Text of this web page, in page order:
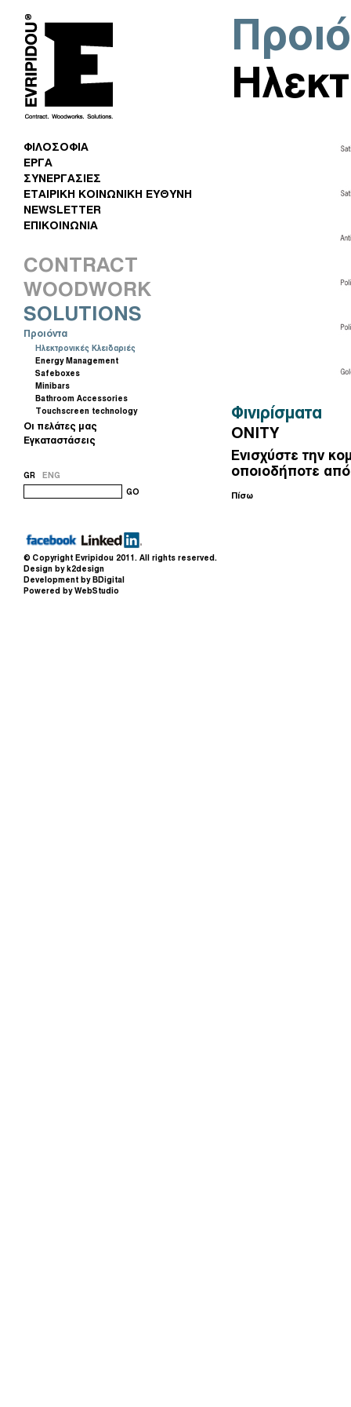
ΦΙΛΟΣΟΦΙΑ
ΕΡΓΑ
ΣΥΝΕΡΓΑΣΙΕΣ
ΕΤΑΙΡΙΚΗ ΚΟΙΝΩΝΙΚΗ ΕΥΘΥΝΗ
NEWSLETTER
ΕΠΙΚΟΙΝΩΝΙΑ
CONTRACT
WOODWORK
SOLUTIONS
Προιόντα
Ηλεκτρονικές Κλειδαριές
Energy Management
Safeboxes
Minibars
Bathroom Accessories
Touchscreen technology
Οι πελάτες μας
Εγκαταστάσεις
GR
ENG
GO
Φινιρίσματα
ONITY
Ενισχύστε την
οποιοδήποτε από
Πίσω
© Copyright Evripidou 2011. All rights reserved.
Design by k2design
Development by BDigital
Powered by WebStudio